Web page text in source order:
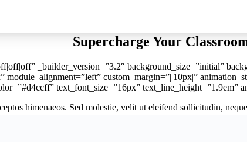
header_line_height=”1.3em”
custom_margin=”||20px|” animation_style=”slide”
Supercharge Your
_builder_version=”3.2″ background_size=”initial”
text_font_size=”16px” text_line_height=”1.9em”
himenaeos. Sed molestie, velit ut eleifend sollicitudin,